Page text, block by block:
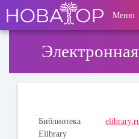
основному
содержанию
User
account
Меню
Библиотека
Elibrary